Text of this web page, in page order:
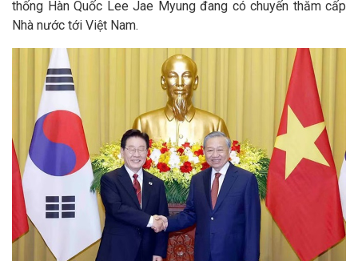
thống Hàn Quốc Lee Jae Myung đang có chuyến thăm cấp
Nhà nước tới Việt Nam.